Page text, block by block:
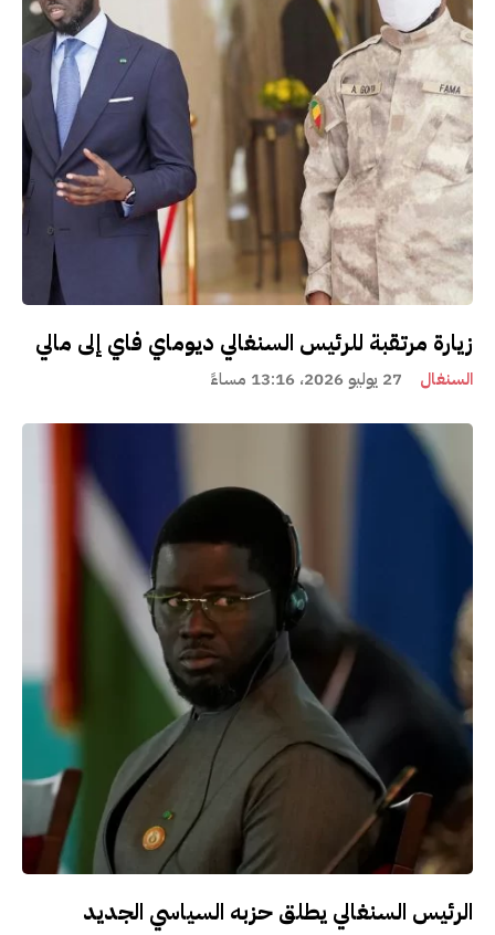
زيارة مرتقبة للرئيس السنغالي ديوماي فاي إلى مالي
السنغال 27 يوليو 2026، 13:16 مساءً
الرئيس السنغالي يطلق حزبه السياسي الجديد